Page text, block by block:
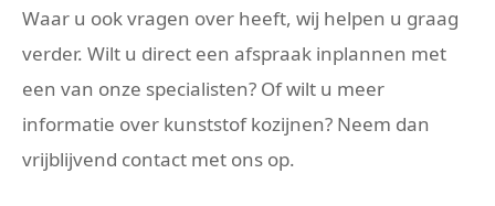
Waar u ook vragen over heeft, wij helpen u graag
verder. Wilt u direct een afspraak inplannen met
een van onze specialisten? Of wilt u meer
informatie over kunststof kozijnen? Neem dan
vrijblijvend contact met ons op.